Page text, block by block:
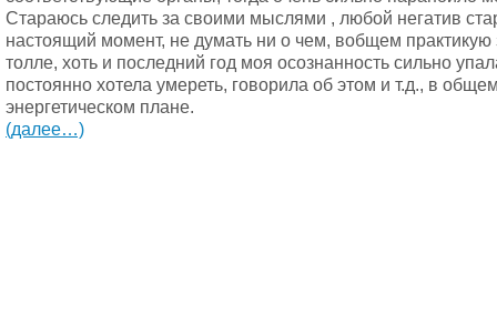
Стараюсь следить за своими мыслями , любой негатив
настоящий момент, не думать ни о чем, вобщем практикую
толле, хоть и последний год моя осознанность сильно
постоянно хотела умереть, говорила об этом и т.д., в
энергетическом плане.
(далее…)